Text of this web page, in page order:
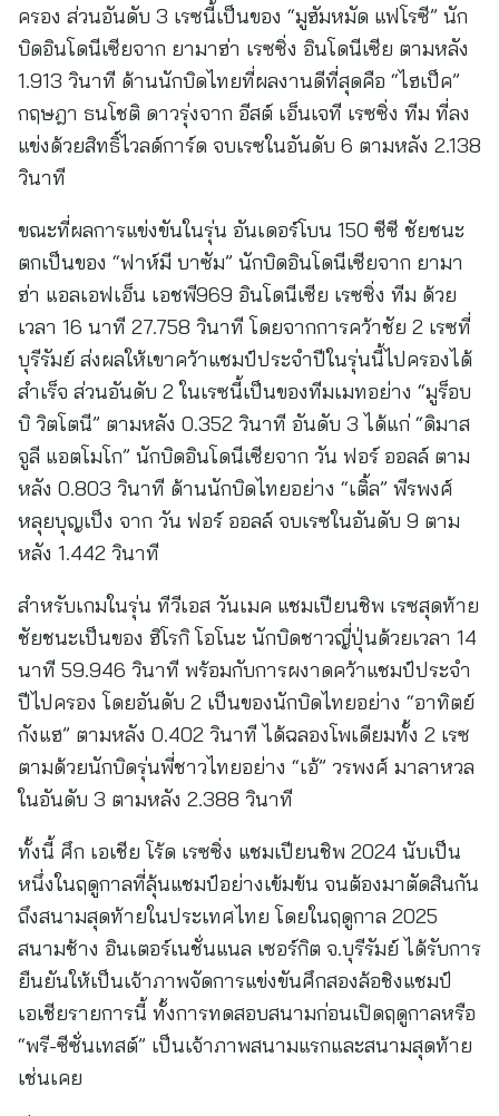
ครอง ส่วนอันดับ 3 เรซนี้เป็นของ “มูฮัมหมัด แฟโรซี” นัก
บิดอินโดนีเซียจาก ยามาฮ่า เรซซิ่ง อินโดนีเซีย ตามหลัง
1.913 วินาที ด้านนักบิดไทยที่ผลงานดีที่สุดคือ “ไฮเป็ค”
กฤษฎา ธนโชติ ดาวรุ่งจาก อีสต์ เอ็นเจที เรซซิ่ง ทีม ที่ลง
แข่งด้วยสิทธิ์ไวลด์การ์ด จบเรซในอันดับ 6 ตามหลัง 2.138
วินาที
ขณะที่ผลการแข่งขันในรุ่น อันเดอร์โบน 150 ซีซี ชัยชนะ
ตกเป็นของ “ฟาห์มี บาซัม” นักบิดอินโดนีเซียจาก ยามา
ฮ่า แอลเอฟเอ็น เอชพี969 อินโดนีเซีย เรซซิ่ง ทีม ด้วย
เวลา 16 นาที 27.758 วินาที โดยจากการคว้าชัย 2 เรซที่
บุรีรัมย์ ส่งผลให้เขาคว้าแชมป์ประจำปีในรุ่นนี้ไปครองได้
สำเร็จ ส่วนอันดับ 2 ในเรซนี้เป็นของทีมเมทอย่าง “มูร็อบ
บิ วิตโตนี” ตามหลัง 0.352 วินาที อันดับ 3 ได้แก่ “ดิมาส
จูลี แอตโมโก” นักบิดอินโดนีเซียจาก วัน ฟอร์ ออลล์ ตาม
หลัง 0.803 วินาที ด้านนักบิดไทยอย่าง “เติ้ล” พีรพงศ์
หลุยบุญเป็ง จาก วัน ฟอร์ ออลล์ จบเรซในอันดับ 9 ตาม
หลัง 1.442 วินาที
สำหรับเกมในรุ่น ทีวีเอส วันเมค แชมเปียนชิพ เรซสุดท้าย
ชัยชนะเป็นของ ฮิโรกิ โอโนะ นักบิดชาวญี่ปุ่นด้วยเวลา 14
นาที 59.946 วินาที พร้อมกับการผงาดคว้าแชมป์ประจำ
ปีไปครอง โดยอันดับ 2 เป็นของนักบิดไทยอย่าง “อาทิตย์
กังแฮ” ตามหลัง 0.402 วินาที ได้ฉลองโพเดียมทั้ง 2 เรซ
ตามด้วยนักบิดรุ่นพี่ชาวไทยอย่าง “เอ้” วรพงศ์ มาลาหวล
ในอันดับ 3 ตามหลัง 2.388 วินาที
ทั้งนี้ ศึก เอเชีย โร้ด เรซซิ่ง แชมเปียนชิพ 2024 นับเป็น
หนึ่งในฤดูกาลที่ลุ้นแชมป์อย่างเข้มข้น จนต้องมาตัดสินกัน
ถึงสนามสุดท้ายในประเทศไทย โดยในฤดูกาล 2025
สนามช้าง อินเตอร์เนชั่นแนล เซอร์กิต จ.บุรีรัมย์ ได้รับการ
ยืนยันให้เป็นเจ้าภาพจัดการแข่งขันศึกสองล้อชิงแชมป์
เอเชียรายการนี้ ทั้งการทดสอบสนามก่อนเปิดฤดูกาลหรือ
“พรี-ซีซั่นเทสต์” เป็นเจ้าภาพสนามแรกและสนามสุดท้าย
เช่นเคย